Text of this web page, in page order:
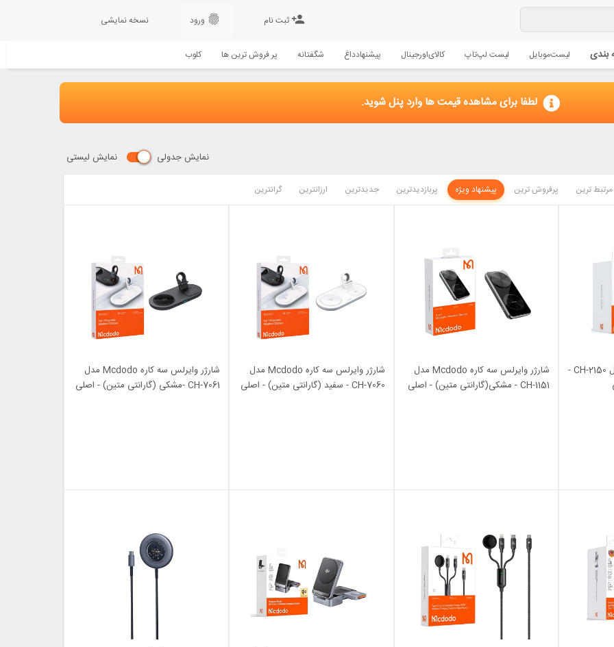
person_addثبت نام fingerprint ورود نسخه نمایشی
بندی لیستموبایل لیست لپ‌تاپ کالایاورجینال پیشنهادداغ شگفتانه پر فروش ترین ها کلوب
لطفا برای مشاهده قیمت ها وارد پنل شوید.
نمایش جدولی نمایش لیستی
مرتبط ترین پرفروش ترین پیشنهاد ویژه پربازدیدترین جدیدترین ارزانترین گرانترین
شارژر وایرلس Mcdodo مدل CH-2150 -
شارژر وایرلس سه کاره Mcdodo مدل
CH-1151 - مشکی(گارانتی متین) - اصلی
شارژر وایرلس سه کاره Mcdodo مدل
CH-7060 - سفید (گارانتی متین) - اصلی
شارژر وایرلس سه کاره Mcdodo مدل
CH-7061 -مشکی (گارانتی متین) - اصلی